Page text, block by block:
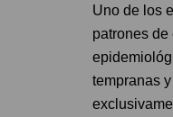
Uno de los
patrones de
tempranas